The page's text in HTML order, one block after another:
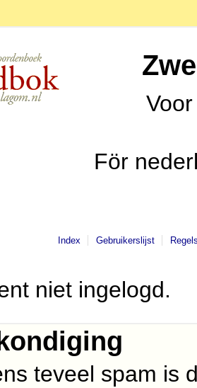
För
Index Gebruikerslijst
niet ingelogd.
teveel spam is